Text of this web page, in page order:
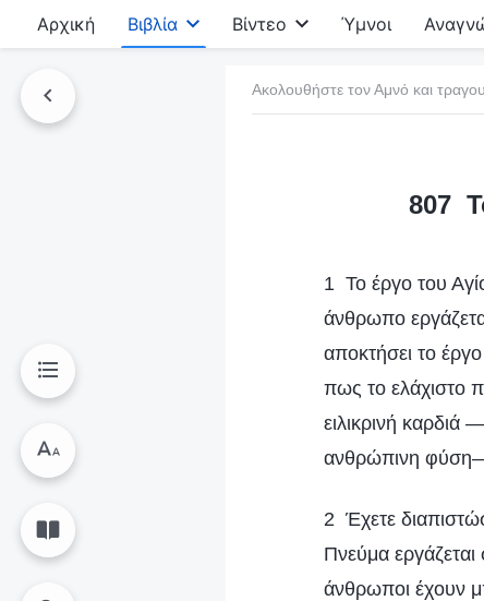
Αρχική Βιβλία Βίντεο Ύμνοι
Ακολουθήστε τον Αμνό και
807
1 Το έργο του
άνθρωπο
αποκτήσει το
πως το ελάχιστο
ειλικρινή καρδιά
ανθρώπινη
2 Έχετε
Πνεύμα εργάζεται
άνθρωποι έχουν